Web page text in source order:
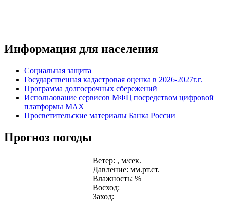
Информация для населения
Социальная защита
Государственная кадастровая оценка в 2026-2027г.г.
Программа долгосрочных сбережений
Использование сервисов МФЦ посредством цифровой
платформы MAX
Просветительские материалы Банка России
Прогноз погоды
Ветер: , м/сек.
Давление: мм.рт.ст.
Влажность: %
Восход:
Заход: